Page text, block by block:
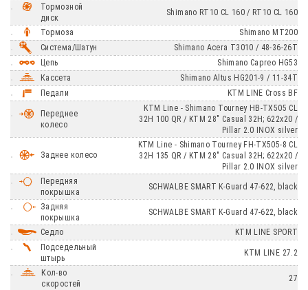
Тормозной
диск
Shimano RT10 CL 160 / RT10 CL 160
Тормоза
Shimano MT200
Система/Шатун
Shimano Acera T3010 / 48-36-26T
Цепь
Shimano Capreo HG53
Кассета
Shimano Altus HG201-9 / 11-34T
Педали
KTM LINE Cross BF
Переднее
колесо
KTM Line - Shimano Tourney HB-TX505 CL
32H 100 QR / KTM 28" Casual 32H; 622x20 /
Pillar 2.0 INOX silver
Заднее колесо
KTM Line - Shimano Tourney FH-TX505-8 CL
32H 135 QR / KTM 28" Casual 32H; 622x20 /
Pillar 2.0 INOX silver
Передняя
покрышка
SCHWALBE SMART K-Guard 47-622, black
Задняя
покрышка
SCHWALBE SMART K-Guard 47-622, black
Седло
KTM LINE SPORT
Подседельный
штырь
KTM LINE 27.2
Кол-во
скоростей
27